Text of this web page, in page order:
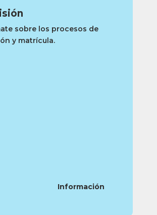
sobre los procesos de
y matrícula.
Información